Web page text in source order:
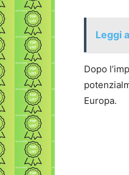
Leggi
Dopo
Europa.